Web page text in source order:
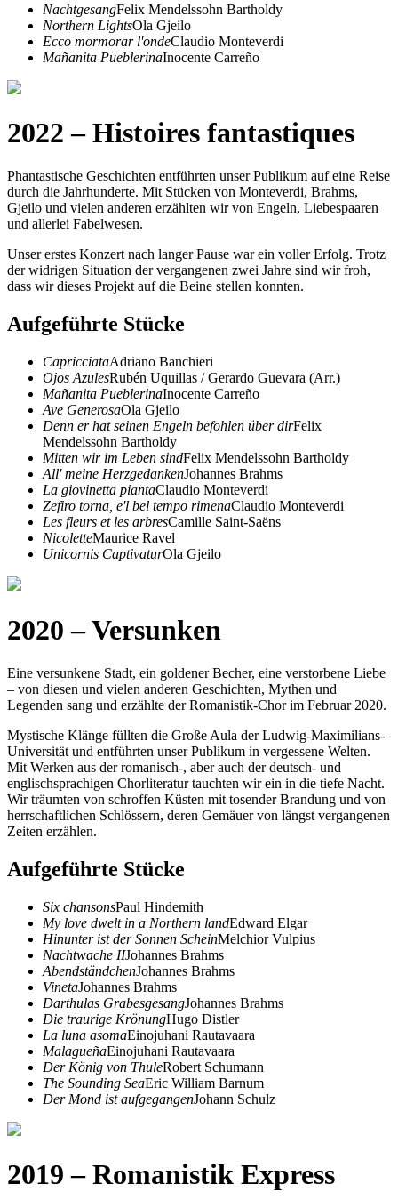
NachtgesangFelix Mendelssohn Bartholdy
Northern LightsOla Gjeilo
Ecco mormorar l'ondeClaudio Monteverdi
Mañanita PueblerinaInocente Carreño
2022 – Histoires fantastiques
Phantastische Geschichten entführten unser Publikum auf eine Reise
durch die Jahrhunderte. Mit Stücken von Monteverdi, Brahms,
Gjeilo und vielen anderen erzählten wir von Engeln, Liebespaaren
und allerlei Fabelwesen.
Unser erstes Konzert nach langer Pause war ein voller Erfolg. Trotz
der widrigen Situation der vergangenen zwei Jahre sind wir froh,
dass wir dieses Projekt auf die Beine stellen konnten.
Aufgeführte Stücke
CapricciataAdriano Banchieri
Ojos AzulesRubén Uquillas / Gerardo Guevara (Arr.)
Mañanita PueblerinaInocente Carreño
Ave GenerosaOla Gjeilo
Denn er hat seinen Engeln befohlen über dirFelix
Mendelssohn Bartholdy
Mitten wir im Leben sindFelix Mendelssohn Bartholdy
All' meine HerzgedankenJohannes Brahms
La giovinetta piantaClaudio Monteverdi
Zefiro torna, e'l bel tempo rimenaClaudio Monteverdi
Les fleurs et les arbresCamille Saint-Saëns
NicoletteMaurice Ravel
Unicornis CaptivaturOla Gjeilo
2020 – Versunken
Eine versunkene Stadt, ein goldener Becher, eine verstorbene Liebe
– von diesen und vielen anderen Geschichten, Mythen und
Legenden sang und erzählte der Romanistik-Chor im Februar 2020.
Mystische Klänge füllten die Große Aula der Ludwig-Maximilians-
Universität und entführten unser Publikum in vergessene Welten.
Mit Werken aus der romanisch-, aber auch der deutsch- und
englischsprachigen Chorliteratur tauchten wir ein in die tiefe Nacht.
Wir träumten von schroffen Küsten mit tosender Brandung und von
herrschaftlichen Schlössern, deren Gemäuer von längst vergangenen
Zeiten erzählen.
Aufgeführte Stücke
Six chansonsPaul Hindemith
My love dwelt in a Northern landEdward Elgar
Hinunter ist der Sonnen ScheinMelchior Vulpius
Nachtwache IIJohannes Brahms
AbendständchenJohannes Brahms
VinetaJohannes Brahms
Darthulas GrabesgesangJohannes Brahms
Die traurige KrönungHugo Distler
La luna asomaEinojuhani Rautavaara
MalagueñaEinojuhani Rautavaara
Der König von ThuleRobert Schumann
The Sounding SeaEric William Barnum
Der Mond ist aufgegangenJohann Schulz
2019 – Romanistik Express